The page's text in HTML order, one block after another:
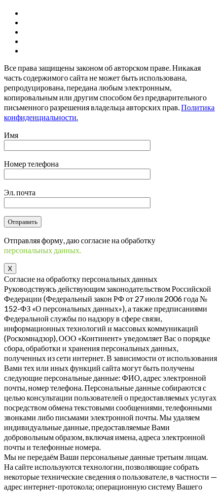
Все права защищены законом об авторском праве. Никакая
часть содержимого сайта не может быть использована,
репродуцирована, передана любым электронным,
копировальным или другим способом без предварительного
письменного разрешения владельца авторских прав. Политика
конфиденциальности.
Имя
Номер телефона
Эл. почта
Отправляя форму, даю согласие на обработку
персональных данных.
X
Согласие на обработку персональных данных
Руководствуясь действующим законодательством Российской
Федерации (Федеральный закон РФ от 27 июля 2006 года №
152-ФЗ «О персональных данных»), а также предписаниями
Федеральной службы по надзору в сфере связи,
информационных технологий и массовых коммуникаций
(Роскомнадзор), ООО «Континент» уведомляет Вас о порядке
сбора, обработки и хранения персональных данных,
полученных из сети интернет. В зависимости от использования
Вами тех или иных функций сайта могут быть получены
следующие персональные данные: ФИО, адрес электронной
почты, номер телефона. Персональные данные собираются с
целью консультации пользователей о предоставляемых услугах
посредством обмена текстовыми сообщениями, телефонными
звонками либо письмами электронной почты. Мы удаляем
индивидуальные данные, предоставляемые Вами
добровольным образом, включая имена, адреса электронной
почты и телефонные номера.
Мы не передаём Ваши персональные данные третьим лицам.
На сайте используются технологии, позволяющие собрать
некоторые технические сведения о пользователе, в частности —
адрес интернет-протокола; операционную систему Вашего